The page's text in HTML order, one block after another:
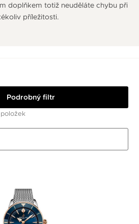
doplňkem totiž neuděláte chybu při
příležitosti.
Podrobný filtr